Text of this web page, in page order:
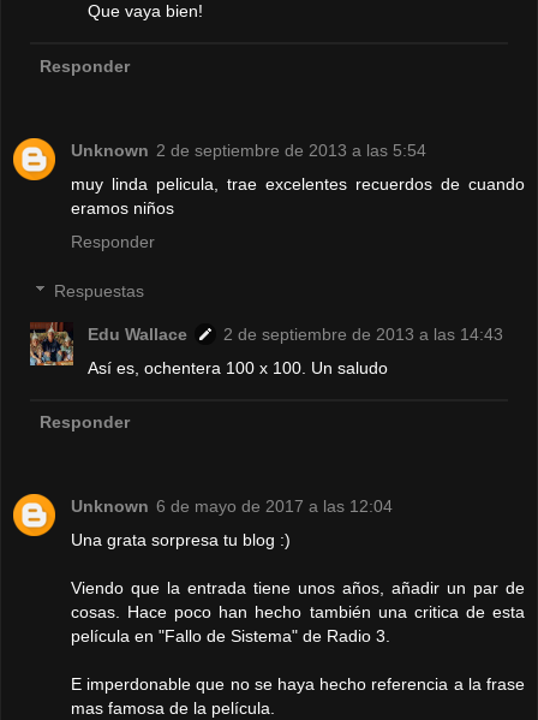
Que vaya bien!
Responder
Unknown 2 de septiembre de 2013 a las 5:54
muy linda pelicula, trae excelentes recuerdos de cuando
eramos niños
Responder
Respuestas
Edu Wallace
2 de septiembre de 2013 a las 14:43
Así es, ochentera 100 x 100. Un saludo
Responder
Unknown 6 de mayo de 2017 a las 12:04
Una grata sorpresa tu blog :)
Viendo que la entrada tiene unos años, añadir un par de
cosas. Hace poco han hecho también una critica de esta
película en "Fallo de Sistema" de Radio 3.
E imperdonable que no se haya hecho referencia a la frase
mas famosa de la película.